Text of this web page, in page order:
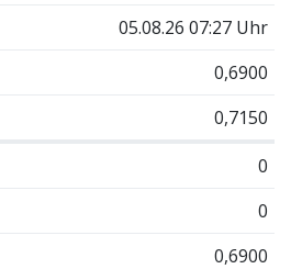
05.08.26 07:27 Uhr
0,6900
0,7150
0
0
0,6900